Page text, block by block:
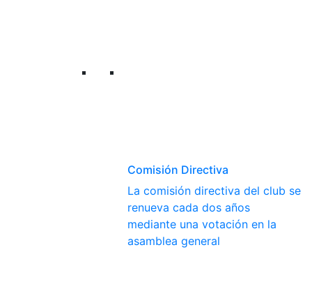
Comisión Directiva
La comisión directiva del club se
renueva cada dos años
mediante una votación en la
asamblea general